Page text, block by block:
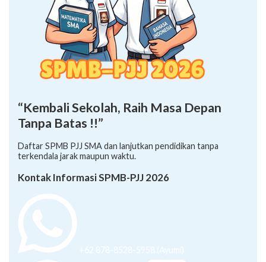
“Kembali Sekolah, Raih Masa Depan
Tanpa Batas !!”
Daftar SPMB PJJ SMA dan lanjutkan pendidikan tanpa
terkendala jarak maupun waktu.
Kontak Informasi SPMB-PJJ 2026
+62 878-8528-5958 (Ayumi)